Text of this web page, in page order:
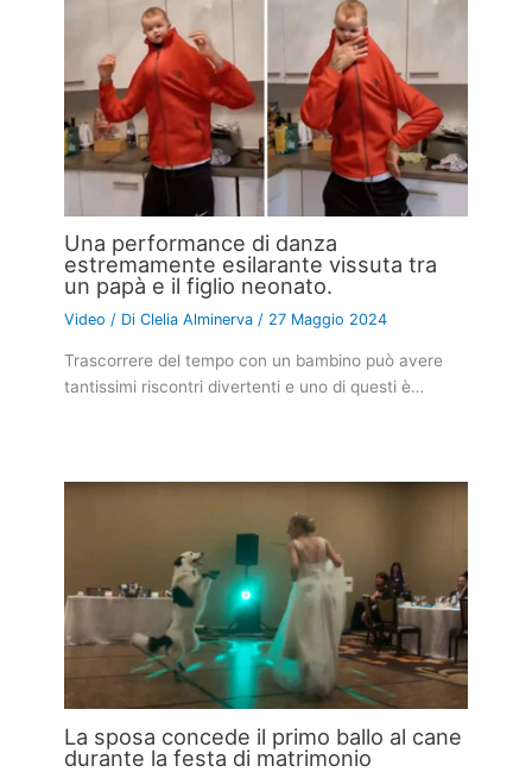
Una performance di danza
estremamente esilarante vissuta tra
un papà e il figlio neonato.
Video / DiClelia Alminerva / 27 Maggio 2024
Trascorrere del tempo con un bambino può avere
tantissimi riscontri divertenti e uno di questi è…
La sposa concede il primo ballo al cane
durante la festa di matrimonio